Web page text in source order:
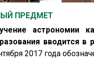
ПРЕДМЕТ
астрономии
вводится в
2017 года